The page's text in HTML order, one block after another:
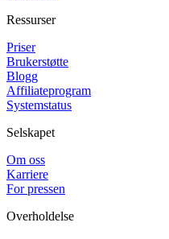
Ressurser
Priser
Brukerstøtte
Blogg
Affiliateprogram
Systemstatus
Selskapet
Om oss
Karriere
For pressen
Overholdelse